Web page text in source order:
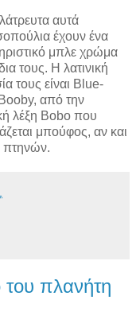
αυτά
έχουν ένα
μπλε χρώμα
τους. Η λατινική
τους είναι Blue-
από την
λέξη Bobo που
μπούφος, αν και
πτηνών.
πλανήτη